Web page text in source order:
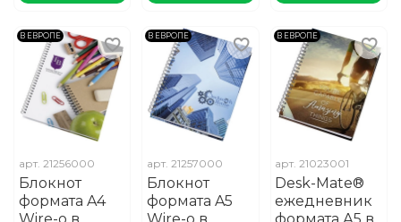
В ЕВРОПЕ
арт. 21256000
Блокнот
формата A4
В ЕВРОПЕ
арт.21257000
Блокнот
формата A5
В ЕВРОПЕ
арт.21023001
Desk-Mate®
ежедневник